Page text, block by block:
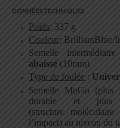
DONNÉES TECHNIQUES :
Poids: 337 g
Couleur: BrilliantBlue/
Semelle
abaissé (10mm)
Type de foulée :
Semelle MoGo (plus
durable et plus
(structure moléculaire
l’impact) au niveau du